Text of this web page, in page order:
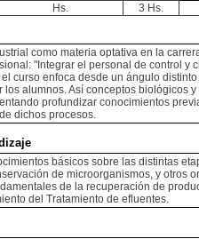
Hs. 3 Hs.
como materia optativa en la
"Integrar el personal de control
curso enfoca desde un ángulo
alumnos. Así conceptos biológicos
profundizar conocimientos
dichos procesos.
básicos sobre las distintas
de microorganismos, y
de la recuperación de
del Tratamiento de efluentes.